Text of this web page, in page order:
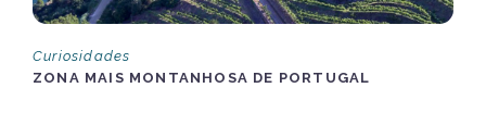
Curiosidades
ZONA MAIS MONTANHOSA DE PORTUGAL